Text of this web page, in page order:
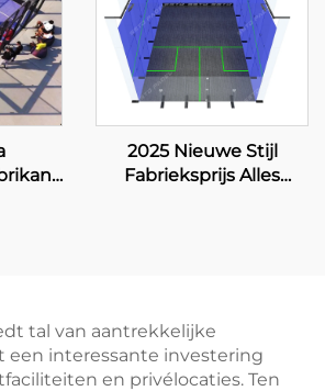
2025 Nieuwe Stijl
Fabrieksprijs Alles
tal van aantrekkelijke
een interessante investering
en privélocaties. Ten